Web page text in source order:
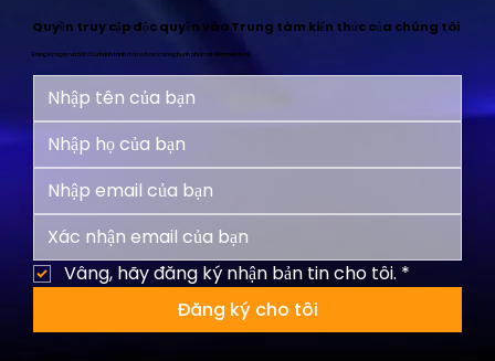
Quyền truy cập độc quyền vào Trung tâm kiến thức của chúng tôi
Đăng ký ngay và bắt đầu hành trình đến với cuộc sống hạnh phúc và viên mãn hơn!
Vâng, hãy đăng ký nhận bản tin cho tôi. *
Đăng ký cho tôi